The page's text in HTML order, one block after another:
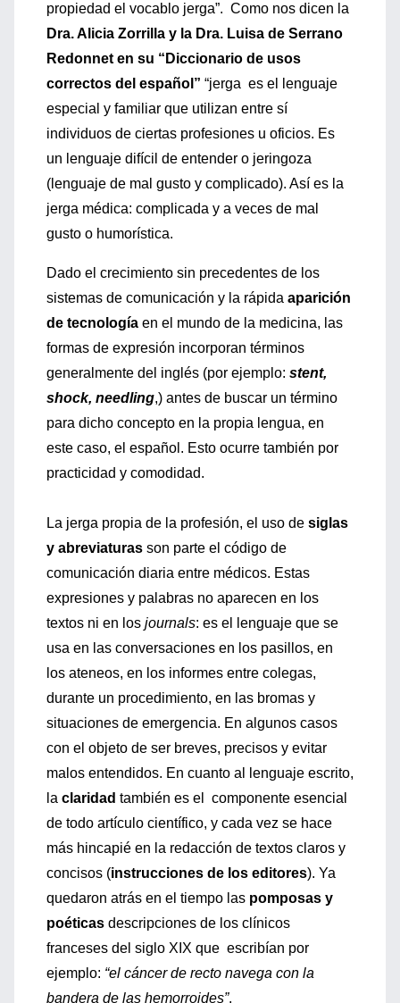
propiedad el vocablo jerga”. Como nos dicen la
Dra. Alicia Zorrilla y la Dra. Luisa de Serrano
Redonnet en su “Diccionario de usos
correctos del español” “jerga es el lenguaje
especial y familiar que utilizan entre sí
individuos de ciertas profesiones u oficios. Es
un lenguaje difícil de entender o jeringoza
(lenguaje de mal gusto y complicado). Así es la
jerga médica: complicada y a veces de mal
gusto o humorística.
Dado el crecimiento sin precedentes de los
sistemas de comunicación y la rápida aparición
de tecnología en el mundo de la medicina, las
formas de expresión incorporan términos
generalmente del inglés (por ejemplo: stent,
shock, needling,) antes de buscar un término
para dicho concepto en la propia lengua, en
este caso, el español. Esto ocurre también por
practicidad y comodidad.
La jerga propia de la profesión, el uso de siglas
y abreviaturas son parte el código de
comunicación diaria entre médicos. Estas
expresiones y palabras no aparecen en los
textos ni en los journals: es el lenguaje que se
usa en las conversaciones en los pasillos, en
los ateneos, en los informes entre colegas,
durante un procedimiento, en las bromas y
situaciones de emergencia. En algunos casos
con el objeto de ser breves, precisos y evitar
malos entendidos. En cuanto al lenguaje escrito,
la claridad también es el componente esencial
de todo artículo científico, y cada vez se hace
más hincapié en la redacción de textos claros y
concisos (instrucciones de los editores). Ya
quedaron atrás en el tiempo las pomposas y
poéticas descripciones de los clínicos
franceses del siglo XIX que escribían por
ejemplo: “el cáncer de recto navega con la
bandera de las hemorroides”.